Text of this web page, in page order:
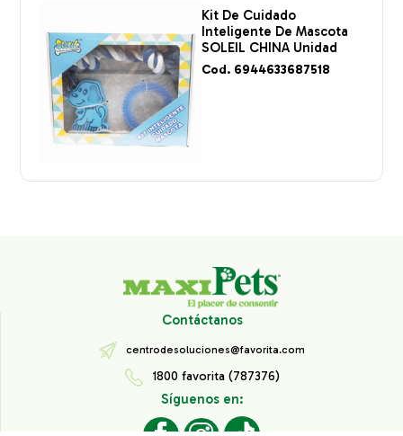
Kit De Cuidado
Inteligente De Mascota
SOLEIL CHINA Unidad
Cod. 6944633687518
Contáctanos
centrodesoluciones@favorita.com
1800 favorita (787376)
Síguenos en: